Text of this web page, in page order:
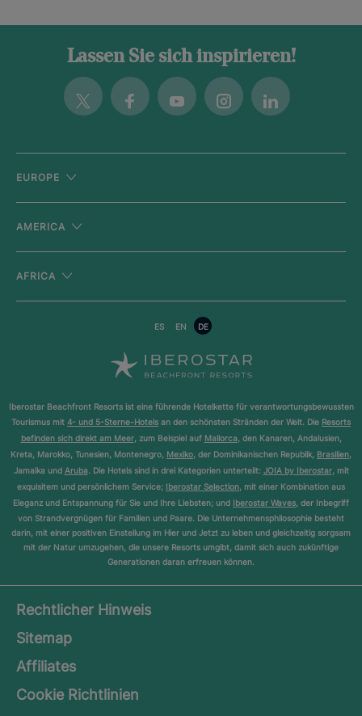
Lassen Sie sich inspirieren!
Twitter FacebookYoutubeInstagramLinkedin
EUROPE
AMERICA
AFRICA
ES EN DE
Iberostar Beachfront Resorts ist eine führende Hotelkette für verantwortungsbewussten
Tourismus mit 4- und 5-Sterne-Hotels an den schönsten Stränden der Welt. Die Resorts
befinden sich direkt am Meer, zum Beispiel auf Mallorca, den Kanaren, Andalusien,
Kreta, Marokko, Tunesien, Montenegro, Mexiko, der Dominikanischen Republik, Brasilien,
Jamaika und Aruba. Die Hotels sind in drei Kategorien unterteilt: JOIA by Iberostar, mit
exquisitem und persönlichem Service; Iberostar Selection, mit einer Kombination aus
Eleganz und Entspannung für Sie und Ihre Liebsten; und Iberostar Waves, der Inbegriff
von Strandvergnügen für Familien und Paare. Die Unternehmensphilosophie besteht
darin, mit einer positiven Einstellung im Hier und Jetzt zu leben und gleichzeitig sorgsam
mit der Natur umzugehen, die unsere Resorts umgibt, damit sich auch zukünftige
Generationen daran erfreuen können.
Rechtlicher Hinweis
Sitemap
Affiliates
Cookie Richtlinien